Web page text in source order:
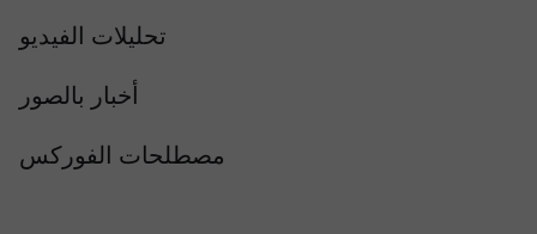
تحليلات الفيديو
أخبار بالصور
مصطلحات الفوركس